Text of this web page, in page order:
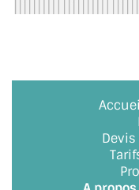
NOUS